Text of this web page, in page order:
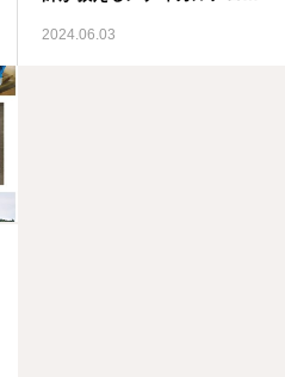
2024.06.03